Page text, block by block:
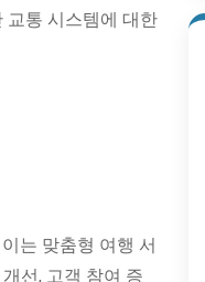
교통 시스템에 대한
는 맞춤형 여행 서
선, 고객 참여 증